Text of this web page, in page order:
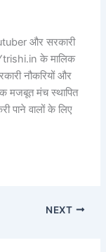
और सरकारी
के मालिक
नौकरियों और
मजबूत मंच स्थापित
पाने वालों के लिए
NEXT